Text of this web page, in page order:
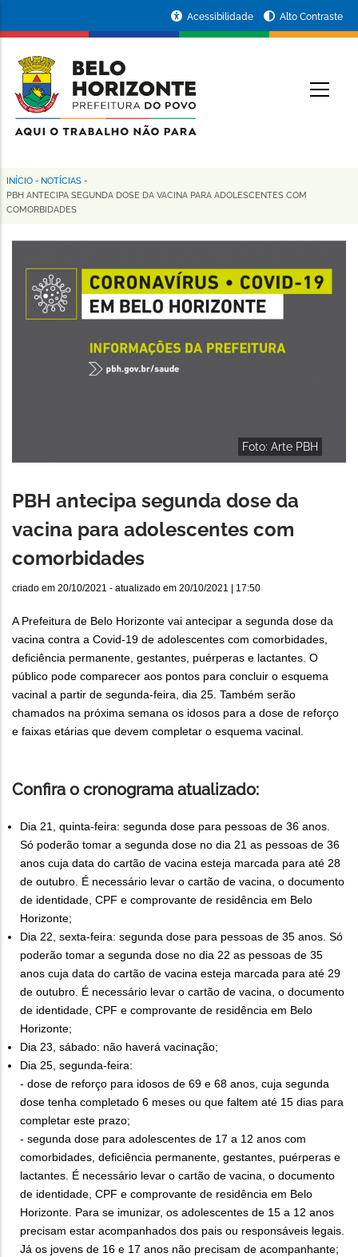
conteúdo
principal
da
Prefeitura
de
Horizonte
Acessibilidade Alto Contraste
Trilha
de
navegação
INÍCIO - NOTÍCIAS -
PBH ANTECIPA SEGUNDA DOSE DA VACINA PARA ADOLESCENTES COM
COMORBIDADES
Foto: Arte PBH
PBH antecipa segunda dose da
vacina para adolescentes com
comorbidades
criado em 20/10/2021 - atualizado em 20/10/2021 | 17:50
A Prefeitura de Belo Horizonte vai antecipar a segunda dose da
vacina contra a Covid-19 de adolescentes com comorbidades,
deficiência permanente, gestantes, puérperas e lactantes. O
público pode comparecer aos pontos para concluir o esquema
vacinal a partir de segunda-feira, dia 25. Também serão
chamados na próxima semana os idosos para a dose de reforço
e faixas etárias que devem completar o esquema vacinal.
Confira o cronograma atualizado:
Dia 21, quinta-feira: segunda dose para pessoas de 36 anos.
Só poderão tomar a segunda dose no dia 21 as pessoas de 36
anos cuja data do cartão de vacina esteja marcada para até 28
de outubro. É necessário levar o cartão de vacina, o documento
de identidade, CPF e comprovante de residência em Belo
Horizonte;
Dia 22, sexta-feira: segunda dose para pessoas de 35 anos. Só
poderão tomar a segunda dose no dia 22 as pessoas de 35
anos cuja data do cartão de vacina esteja marcada para até 29
de outubro. É necessário levar o cartão de vacina, o documento
de identidade, CPF e comprovante de residência em Belo
Horizonte;
Dia 23, sábado: não haverá vacinação;
Dia 25, segunda-feira:
- dose de reforço para idosos de 69 e 68 anos, cuja segunda
dose tenha completado 6 meses ou que faltem até 15 dias para
completar este prazo;
- segunda dose para adolescentes de 17 a 12 anos com
comorbidades, deficiência permanente, gestantes, puérperas e
lactantes. É necessário levar o cartão de vacina, o documento
de identidade, CPF e comprovante de residência em Belo
Horizonte. Para se imunizar, os adolescentes de 15 a 12 anos
precisam estar acompanhados dos pais ou responsáveis legais.
Já os jovens de 16 e 17 anos não precisam de acompanhante;